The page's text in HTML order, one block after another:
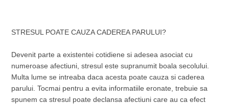
STRESUL POATE CAUZA CADEREA PARULUI?
Devenit parte a existentei cotidiene si adesea asociat cu
numeroase afectiuni, stresul este supranumit boala secolului.
Multa lume se intreaba daca acesta poate cauza si caderea
parului. Tocmai pentru a evita informatiile eronate, trebuie sa
spunem ca stresul poate declansa afectiuni care au ca efect